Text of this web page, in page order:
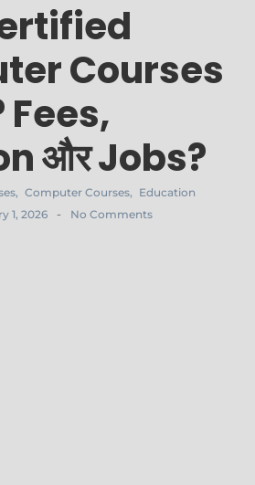
Courses
Fees,
और Jobs?
, Computer Courses, Education
1, 2026 - No Comments